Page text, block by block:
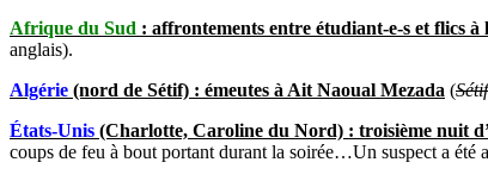
Afrique du Sud : affrontements entre étudiant-e-s et flics
anglais).
Algérie (nord de Sétif) : émeutes à Ait Naoual Mezada (
États-Unis (Charlotte, Caroline du Nord) : troisième nuit
coups de feu à bout portant durant la soirée…Un suspect a été